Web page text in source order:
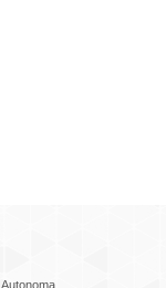
Autonoma